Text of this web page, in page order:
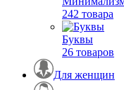
242 товара
Буквы
26 товаров
Для женщин